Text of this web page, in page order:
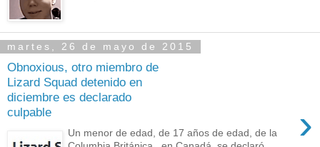
martes, 26 de mayo de 2015
Obnoxious, otro miembro de
Lizard Squad detenido en
diciembre es declarado
culpable
›
Un menor de edad, de 17 años de edad, de la